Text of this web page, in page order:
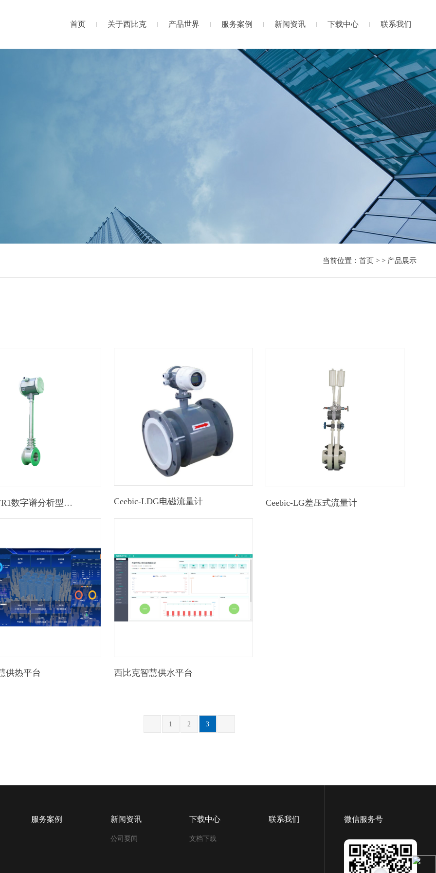
首页 关于西比克 产品世界 服务案例 新闻资讯 下载中心 联系我们
当前位置： 首页> > 产品展示
Ceebic-VTR1数字谱分析型应力式旋涡流量计 Ceebic-LDG电磁流量计 Ceebic-LG差压式流量计
供热平台 西比克智慧供水平台
1 2 3
服务案例 新闻资讯
公司要闻
下载中心
文档下载
联系我们 微信服务号